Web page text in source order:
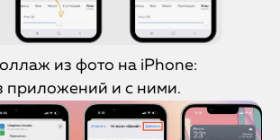
из фото на iPhone:
приложений и с ними.